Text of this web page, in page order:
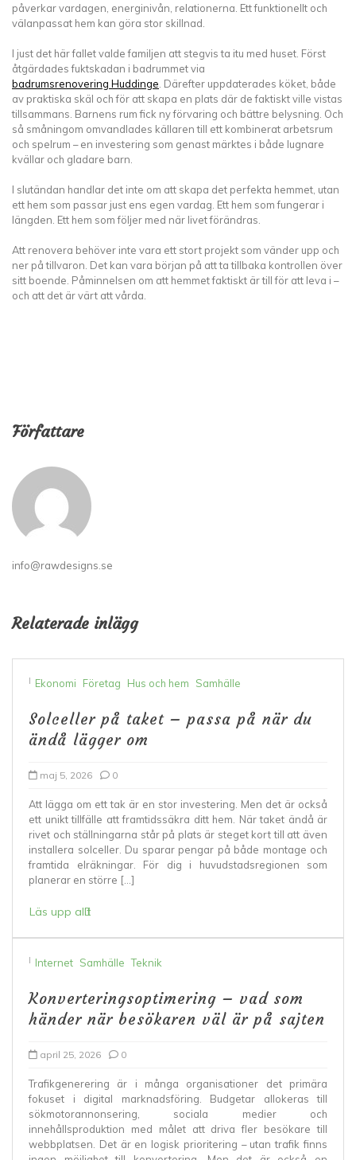
påverkar vardagen, energinivån, relationerna. Ett funktionellt och
välanpassat hem kan göra stor skillnad.
I just det här fallet valde familjen att stegvis ta itu med huset. Först
åtgärdades fuktskadan i badrummet via
badrumsrenovering Huddinge . Därefter uppdaterades köket, både
av praktiska skäl och för att skapa en plats där de faktiskt ville vistas
tillsammans. Barnens rum fick ny förvaring och bättre belysning. Och
så småningom omvandlades källaren till ett kombinerat arbetsrum
och spelrum – en investering som genast märktes i både lugnare
kvällar och gladare barn.
I slutändan handlar det inte om att skapa det perfekta hemmet, utan
ett hem som passar just ens egen vardag. Ett hem som fungerar i
längden. Ett hem som följer med när livet förändras.
Att renovera behöver inte vara ett stort projekt som vänder upp och
ner på tillvaron. Det kan vara början på att ta tillbaka kontrollen över
sitt boende. Påminnelsen om att hemmet faktiskt är till för att leva i –
och att det är värt att vårda.
Författare
info@rawdesigns.se
Relaterade inlägg
I Ekonomi Företag Hus och hem Samhälle
Solceller på taket – passa på när du
ändå lägger om
maj 5, 2026 0
Att lägga om ett tak är en stor investering. Men det är också
ett unikt tillfälle att framtidssäkra ditt hem. När taket ändå är
rivet och ställningarna står på plats är steget kort till att även
installera solceller. Du sparar pengar på både montage och
framtida elräkningar. För dig i huvudstadsregionen som
planerar en större […]
Läs upp allt
I Internet Samhälle Teknik
Konverteringsoptimering – vad som
händer när besökaren väl är på sajten
april 25, 2026 0
Trafikgenerering är i många organisationer det primära
fokuset i digital marknadsföring. Budgetar allokeras till
sökmotorannonsering, sociala medier och
innehållsproduktion med målet att driva fler besökare till
webbplatsen. Det är en logisk prioritering – utan trafik finns